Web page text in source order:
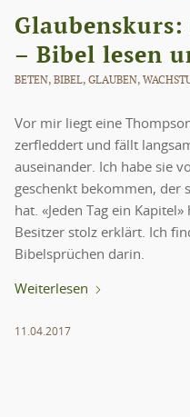
– Bibel lesen
BETEN,BIBEL,GLAUBEN,
Vor mir liegt eine
zerfleddert und fällt
auseinander. Ich habe sie
geschenkt bekommen, der
hat. «Jeden Tag ein
Besitzer stolz erklärt. Ich
Bibelsprüchen darin.
Weiterlesen
11.04.2017